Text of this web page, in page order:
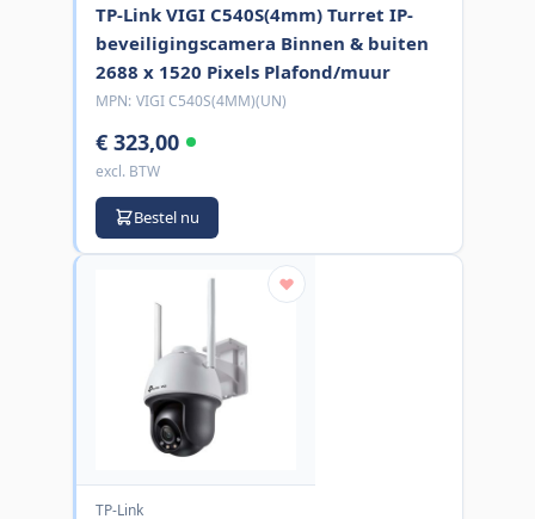
TP-Link VIGI C540S(4mm) Turret IP-
beveiligingscamera Binnen & buiten
2688 x 1520 Pixels Plafond/muur
MPN: VIGI C540S(4MM)(UN)
€ 323,00
excl. BTW
Bestel nu
TP-Link